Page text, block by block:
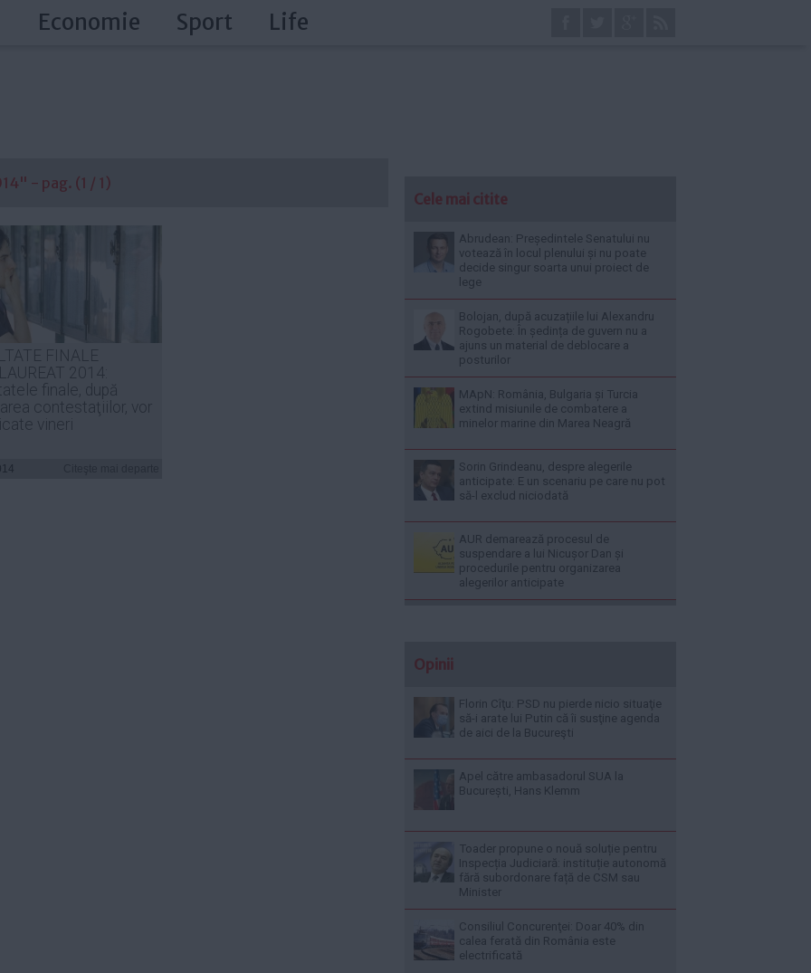
Economie Sport Life
- pag. (1 / 1)
FINALE
2014:
finale, după
contestaţiilor, vor
vineri
Cele mai citite
Abrudean: Președintele Senatului nu
votează în locul plenului și nu poate
decide singur soarta unui proiect de
lege
Bolojan, după acuzațiile lui Alexandru
Rogobete: În ședința de guvern nu a
ajuns un material de deblocare a
posturilor
MApN: România, Bulgaria și Turcia
extind misiunile de combatere a
minelor marine din Marea Neagră
Sorin Grindeanu, despre alegerile
anticipate: E un scenariu pe care nu pot
să-l exclud niciodată
AUR demarează procesul de
suspendare a lui Nicușor Dan și
procedurile pentru organizarea
alegerilor anticipate
Opinii
Florin Cîţu: PSD nu pierde nicio situaţie
să-i arate lui Putin că îi susţine agenda
de aici de la Bucureşti
Apel către ambasadorul SUA la
București, Hans Klemm
Toader propune o nouă soluție pentru
Inspecția Judiciară: instituție autonomă
fără subordonare față de CSM sau
Minister
Consiliul Concurenţei: Doar 40% din
calea ferată din România este
electrificată